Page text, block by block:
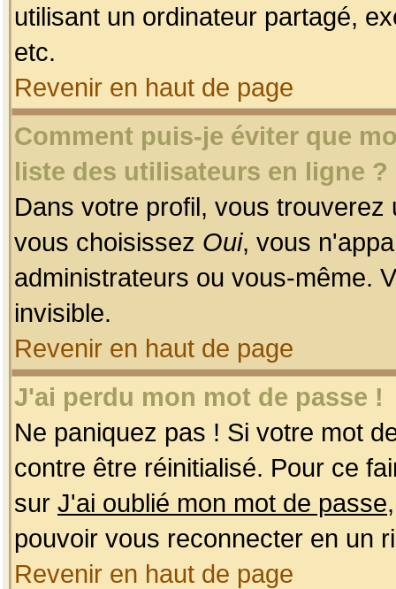
utilisant un ordinateur partagé,
etc.
Revenir en haut de page
Comment puis-je éviter que
liste des utilisateurs en ligne ?
Dans votre profil, vous
vous choisissez Oui, vous
administrateurs ou vous-même.
invisible.
Revenir en haut de page
J'ai perdu mon mot de passe !
Ne paniquez pas ! Si votre mot
contre être réinitialisé. Pour ce
sur J'ai oublié mon mot de passe
pouvoir vous reconnecter en un
Revenir en haut de page